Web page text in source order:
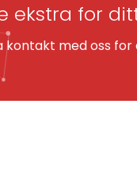
ekstra for
kontakt med oss